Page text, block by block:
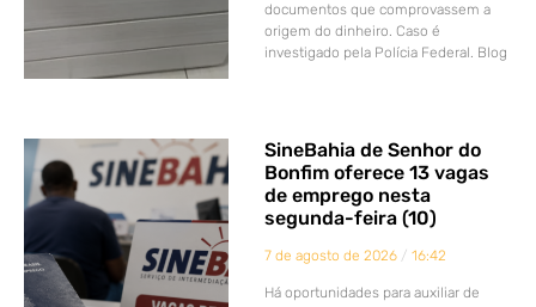
documentos que comprovassem a
origem do dinheiro. Caso é
investigado pela Polícia Federal. Blog
SineBahia de Senhor do
Bonfim oferece 13 vagas
de emprego nesta
segunda-feira (10)
7 de agosto de 2026 16:42
Há oportunidades para auxiliar de